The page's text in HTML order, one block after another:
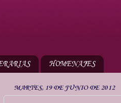
HOMENAJES
MARTES, 19 DE JUNIO DE 2012